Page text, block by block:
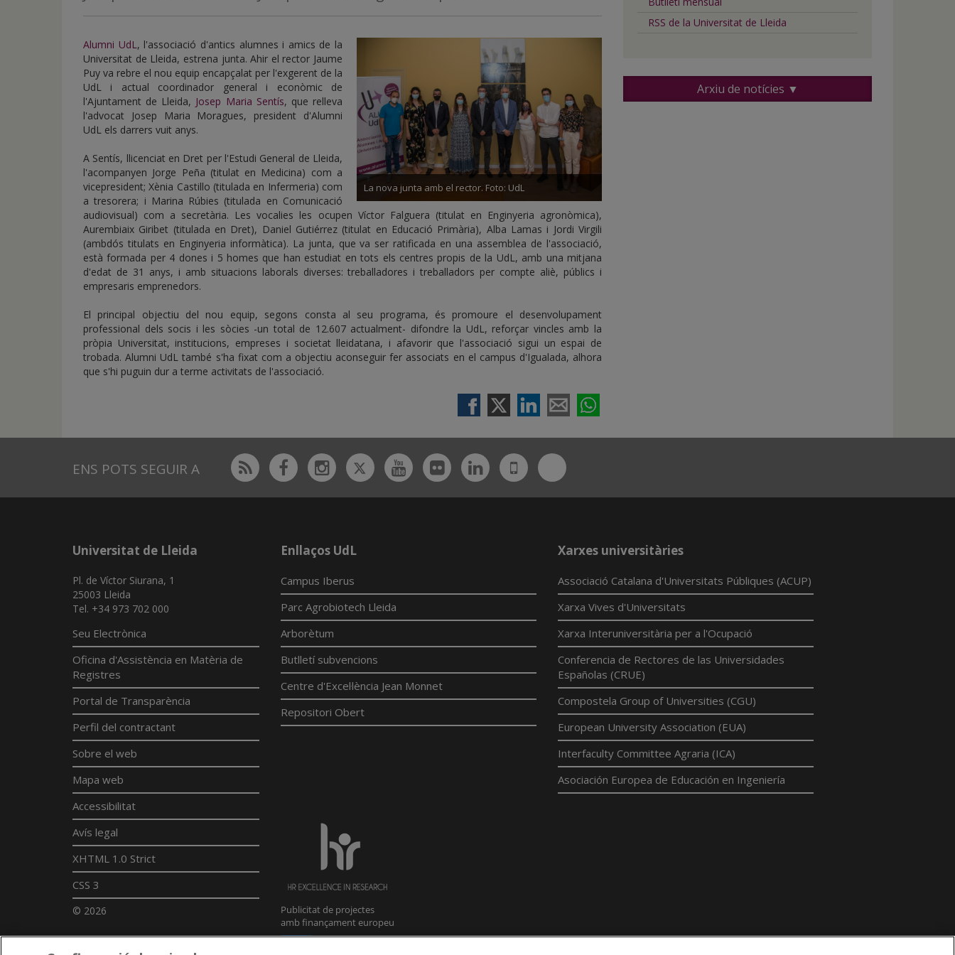
inicio
La nova junta amb el rector. Foto: UdL
Alumni UdL, l'associació d'antics alumnes i amics de la
Universitat de Lleida, estrena junta. Ahir el rector Jaume
Puy va rebre el nou equip encapçalat per l'exgerent de la
UdL i actual coordinador general i econòmic de
l'Ajuntament de Lleida, Josep Maria Sentís, que relleva
l'advocat Josep Maria Moragues, president d'Alumni
UdL els darrers vuit anys.
A Sentís, llicenciat en Dret per l'Estudi General de Lleida,
l'acompanyen Jorge Peña (titulat en Medicina) com a
vicepresident; Xènia Castillo (titulada en Infermeria) com
a tresorera; i Marina Rúbies (titulada en Comunicació
audiovisual) com a secretària. Les vocalies les ocupen Víctor Falguera (titulat en Enginyeria agronòmica),
Aurembiaix Giribet (titulada en Dret), Daniel Gutiérrez (titulat en Educació Primària), Alba Lamas i Jordi Virgili
(ambdós titulats en Enginyeria informàtica). La junta, que va ser ratificada en una assemblea de l'associació,
està formada per 4 dones i 5 homes que han estudiat en tots els centres propis de la UdL, amb una mitjana
d'edat de 31 anys, i amb situacions laborals diverses: treballadores i treballadors per compte aliè, públics i
empresaris emprenedors.
El principal objectiu del nou equip, segons consta al seu programa, és promoure el desenvolupament
professional dels socis i les sòcies -un total de 12.607 actualment- difondre la UdL, reforçar vincles amb la
pròpia Universitat, institucions, empreses i societat lleidatana, i afavorir que l'associació sigui un espai de
trobada. Alumni UdL també s'ha fixat com a objectiu aconseguir fer associats en el campus d'Igualada, alhora
que s'hi puguin dur a terme activitats de l'associació.
RSS de la Universitat de Lleida
Arxiu de notícies ▼
ENS POTS SEGUIR A Rss FacebookInstagram
TwitterYoutubeFlickrLinkedin
UdL
App
Bluesky
Universitat de Lleida
Pl. de Víctor Siurana, 1
25003 Lleida
Tel. +34 973 702 000
Seu Electrònica
Oficina d'Assistència en Matèria de
Registres
Portal de Transparència
Perfil del contractant
Sobre el web
Mapa web
Accessibilitat
Avís legal
XHTML 1.0 Strict
CSS 3
© 2026
Enllaços UdL
Campus Iberus
Parc Agrobiotech Lleida
Arborètum
Butlletí subvencions
Centre d'Excel·lència Jean Monnet
Repositori Obert
Xarxes universitàries
Associació Catalana d'Universitats Públiques (ACUP)
Xarxa Vives d'Universitats
Xarxa Interuniversitària per a l'Ocupació
Conferencia de Rectores de las Universidades
Españolas (CRUE)
Compostela Group of Universities (CGU)
European University Association (EUA)
Interfaculty Committee Agraria (ICA)
Asociación Europea de Educación en Ingeniería